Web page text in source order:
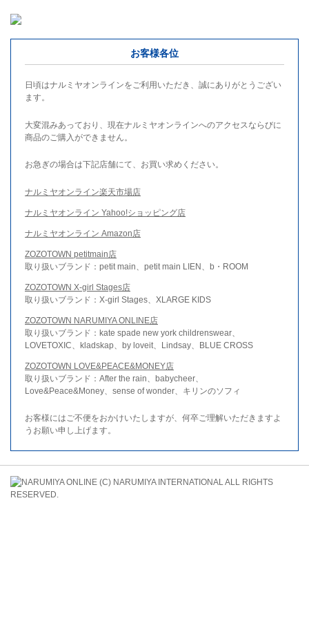
お客様各位
日頃はナルミヤオンラインをご利用いただき、誠にありがとうござい
ます。
大変混みあっており、現在ナルミヤオンラインへのアクセスならびに
商品のご購入ができません。
お急ぎの場合は下記店舗にて、お買い求めください。
ナルミヤオンライン楽天市場店
ナルミヤオンライン Yahoo!ショッピング店
ナルミヤオンライン Amazon店
ZOZOTOWN petitmain店
取り扱いブランド：petit main、petit main LIEN、b・ROOM
ZOZOTOWN X-girl Stages店
取り扱いブランド：X-girl Stages、XLARGE KIDS
ZOZOTOWN NARUMIYA ONLINE店
取り扱いブランド：kate spade new york childrenswear、
LOVETOXIC、kladskap、by loveit、Lindsay、BLUE CROSS
ZOZOTOWN LOVE&PEACE&MONEY店
取り扱いブランド：After the rain、babycheer、
Love&Peace&Money、sense of wonder、キリンのソフィ
お客様にはご不便をおかけいたしますが、何卒ご理解いただきますよ
うお願い申し上げます。